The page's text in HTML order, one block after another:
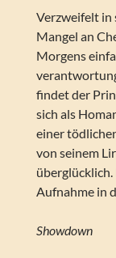
Verzweifelt in
Mangel an
Morgens
findet der
sich als
einer
von seinem
überglücklich.
Aufnahme in
Showdown